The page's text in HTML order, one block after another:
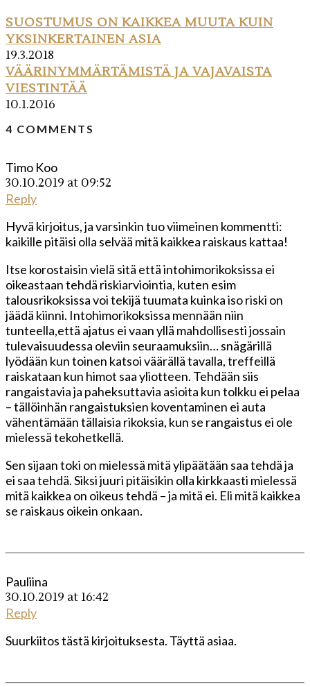
SUOSTUMUS ON KAIKKEA MUUTA KUIN
YKSINKERTAINEN ASIA
19.3.2018
VÄÄRINYMMÄRTÄMISTÄ JA VAJAVAISTA
VIESTINTÄÄ
10.1.2016
4 COMMENTS
Timo Koo
30.10.2019 at 09:52
Reply
Hyvä kirjoitus, ja varsinkin tuo viimeinen kommentti:
kaikille pitäisi olla selvää mitä kaikkea raiskaus kattaa!
Itse korostaisin vielä sitä että intohimorikoksissa ei
oikeastaan tehdä riskiarviointia, kuten esim
talousrikoksissa voi tekijä tuumata kuinka iso riski on
jäädä kiinni. Intohimorikoksissa mennään niin
tunteella,että ajatus ei vaan yllä mahdollisesti jossain
tulevaisuudessa oleviin seuraamuksiin… snägärillä
lyödään kun toinen katsoi väärällä tavalla, treffeillä
raiskataan kun himot saa yliotteen. Tehdään siis
rangaistavia ja paheksuttavia asioita kun tolkku ei pelaa
– tällöinhän rangaistuksien koventaminen ei auta
vähentämään tällaisia rikoksia, kun se rangaistus ei ole
mielessä tekohetkellä.
Sen sijaan toki on mielessä mitä ylipäätään saa tehdä ja
ei saa tehdä. Siksi juuri pitäisikin olla kirkkaasti mielessä
mitä kaikkea on oikeus tehdä – ja mitä ei. Eli mitä kaikkea
se raiskaus oikein onkaan.
Pauliina
30.10.2019 at 16:42
Reply
Suurkiitos tästä kirjoituksesta. Täyttä asiaa.